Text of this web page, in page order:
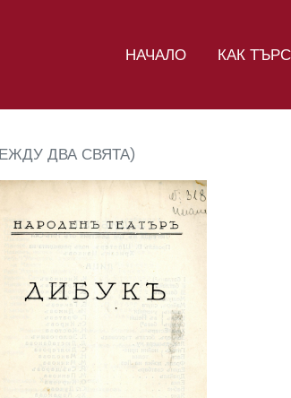
НАЧАЛО КАК
ДВА СВЯТА)